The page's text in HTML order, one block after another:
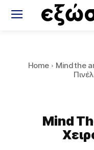
Home Mind the
Mind